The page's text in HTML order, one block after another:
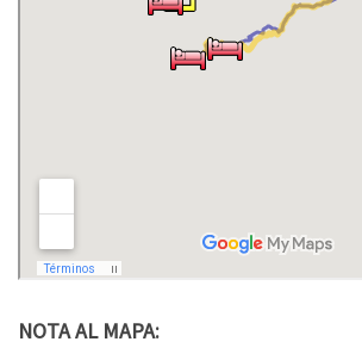
NOTA AL MAPA: